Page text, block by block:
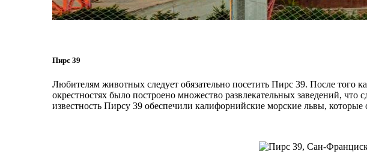
Пирс 39
Любителям животных следует обязательно посетить Пирс 39. После того
окрестностях было построено множество развлекательных заведений,
известность Пирсу 39 обеспечили калифорнийские морские львы,